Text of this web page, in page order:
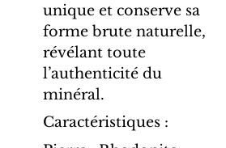
unique et conserve sa
forme brute naturelle,
révélant toute
l’authenticité du
minéral.
Caractéristiques :